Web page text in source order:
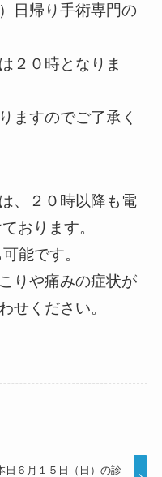
日帰り手術専門の
２０時となりま
ますのでご了承く
、２０時以降も電
おります。
能です。
りや痛みの症状が
せください。
日６月１５日（日）の診